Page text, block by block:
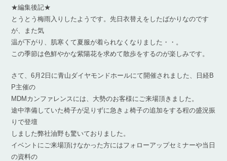
★編集後記★
とうとう梅雨入りしたようです。先日衣替えをしたばかりなのです
が、また気
温が下がり、肌寒くて夏服が着られなくなりました・・。
この季節は色鮮やかな紫陽花を求めて散歩をするのが楽しみです。
さて、6月2日に青山ダイヤモンドホールにて開催されました、日経B
P主催の
MDMカンファレンスには、大勢のお客様にご来場頂きました。
途中準備していた椅子が足りずに急きょ椅子の追加をする程の盛況振
りで登壇
しました弊社油野も驚いておりました。
イベントにご来場頂けなかった方にはフォローアップセミナーや当日
の資料の